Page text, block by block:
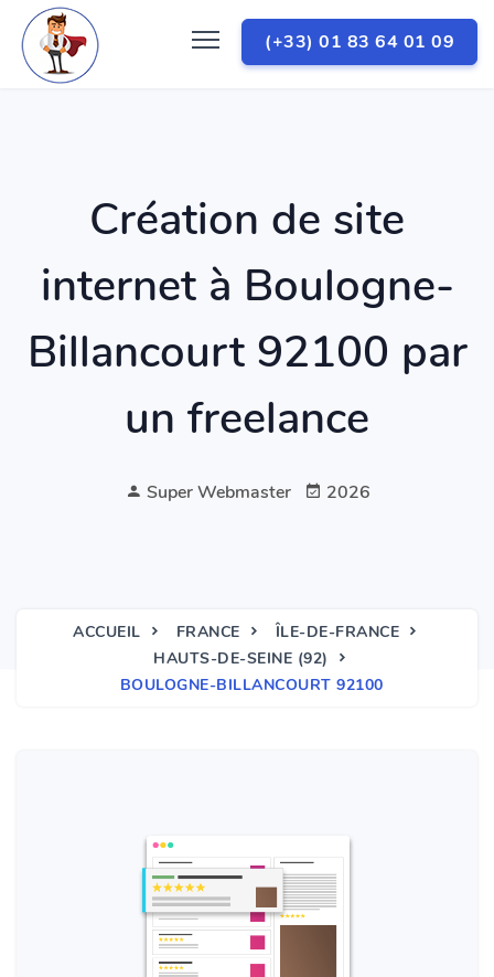
(+33) 01 83 64 01 09
Création de site
internet à Boulogne-
Billancourt 92100 par
un freelance
Super Webmaster 2026
ACCUEIL FRANCE
ÎLE-DE-FRANCE
HAUTS-DE-SEINE (92)
BOULOGNE-BILLANCOURT 92100